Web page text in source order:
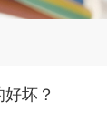
坏？